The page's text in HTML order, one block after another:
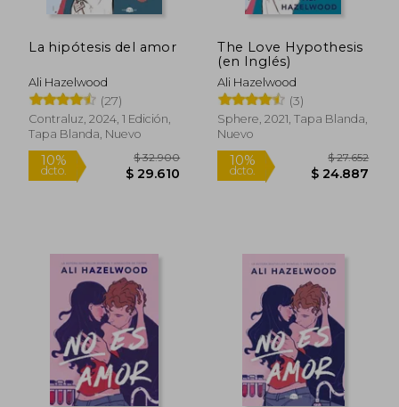
La hipótesis del amor
Ali Hazelwood
(27)
Contraluz, 2024, 1 Edición,
Tapa Blanda, Nuevo
10%
dcto.
$ 32.900
$ 29.610
The Love Hypothesis
(en Inglés)
Ali Hazelwood
(3)
Sphere, 2021, Tapa Blanda,
Nuevo
10%
dcto.